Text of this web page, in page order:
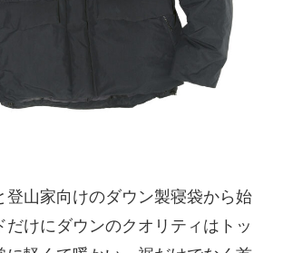
登山家向けのダウン製寝袋から始
だけにダウンのクオリティはトッ